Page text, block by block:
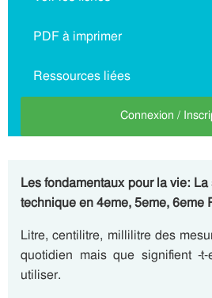
PDF à imprimer
Ressources liées
Connexion /
Les fondamentaux pour la vie:
technique en 4eme, 5eme, 6eme
Litre, centilitre, millilitre des
quotidien mais que signifient -
utiliser.